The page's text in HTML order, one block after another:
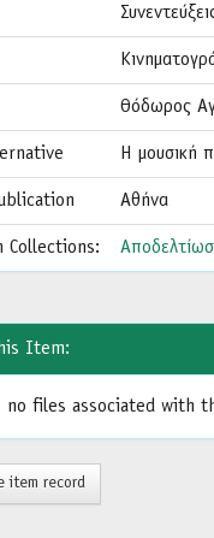
Θόδωρος
Η μουσική
Αθήνα
Collections:
Item:
no files associated with
item record